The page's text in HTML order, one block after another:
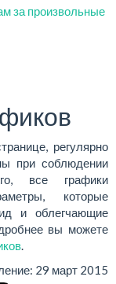
за произвольные
регулярно
при соблюдении
все графики
которые
и облегчающие
вы можете
.
29 март 2015